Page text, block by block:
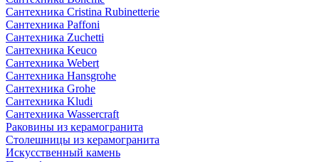
Сантехника Cristina Rubinetterie
Сантехника Paffoni
Сантехника Zuchetti
Сантехника Keuco
Сантехника Webert
Сантехника Hansgrohe
Сантехника Grohe
Сантехника Kludi
Сантехника Wassercraft
Раковины из керамогранита
Столешницы из керамогранита
Искусственный камень